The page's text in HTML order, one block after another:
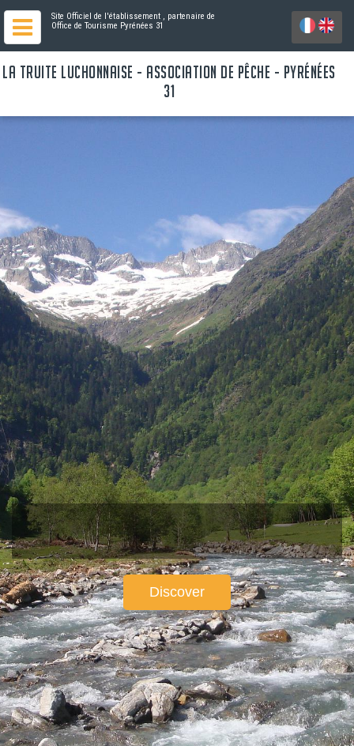
Site Officiel de l'établissement , partenaire de
Office de Tourisme Pyrénées 31
LA TRUITE LUCHONNAISE - ASSOCIATION DE PÊCHE - PYRÉNÉES
31
Discover